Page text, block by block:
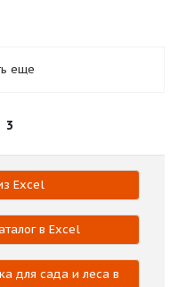
еще
3
Excel
в Excel
для сада и леса в